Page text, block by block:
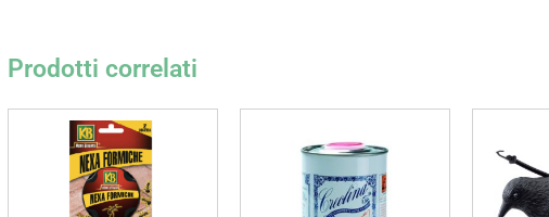
Prodotti correlati